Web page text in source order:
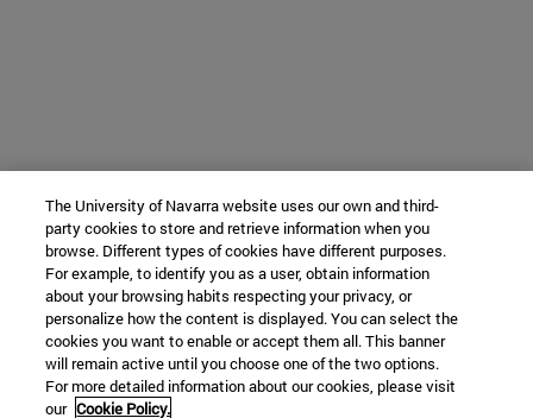
The University of Navarra website uses our own and third-
party cookies to store and retrieve information when you
browse. Different types of cookies have different purposes.
For example, to identify you as a user, obtain information
about your browsing habits respecting your privacy, or
personalize how the content is displayed. You can select the
cookies you want to enable or accept them all. This banner
will remain active until you choose one of the two options.
For more detailed information about our cookies, please visit
our Cookie Policy.